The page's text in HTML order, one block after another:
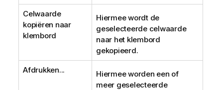
Celwaarde
kopiëren naar
klembord
Hiermee wordt de
geselecteerde celwaarde
naar het klembord
gekopieerd.
Afdrukken...
Hiermee worden een of
meer geselecteerde